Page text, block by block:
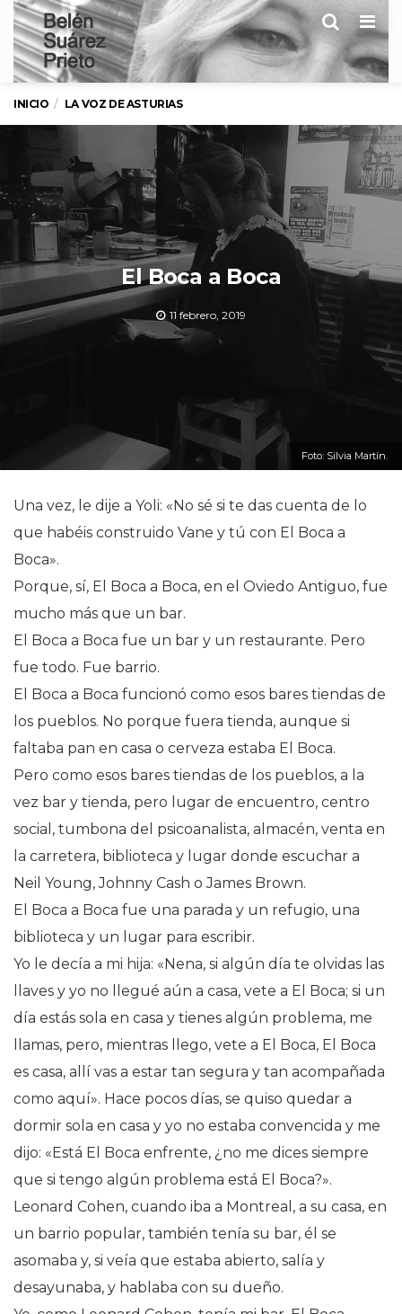
INICIO LA VOZ DE ASTURIAS
Foto: Silvia Martín.
El Boca a Boca
11 febrero, 2019
Una vez, le dije a Yoli: «No sé si te das cuenta de lo
que habéis construido Vane y tú con El Boca a
Boca».
Porque, sí, El Boca a Boca, en el Oviedo Antiguo, fue
mucho más que un bar.
El Boca a Boca fue un bar y un restaurante. Pero
fue todo. Fue barrio.
El Boca a Boca funcionó como esos bares tiendas de
los pueblos. No porque fuera tienda, aunque si
faltaba pan en casa o cerveza estaba El Boca.
Pero como esos bares tiendas de los pueblos, a la
vez bar y tienda, pero lugar de encuentro, centro
social, tumbona del psicoanalista, almacén, venta en
la carretera, biblioteca y lugar donde escuchar a
Neil Young, Johnny Cash o James Brown.
El Boca a Boca fue una parada y un refugio, una
biblioteca y un lugar para escribir.
Yo le decía a mi hija: «Nena, si algún día te olvidas las
llaves y yo no llegué aún a casa, vete a El Boca; si un
día estás sola en casa y tienes algún problema, me
llamas, pero, mientras llego, vete a El Boca, El Boca
es casa, allí vas a estar tan segura y tan acompañada
como aquí». Hace pocos días, se quiso quedar a
dormir sola en casa y yo no estaba convencida y me
dijo: «Está El Boca enfrente, ¿no me dices siempre
que si tengo algún problema está El Boca?».
Leonard Cohen, cuando iba a Montreal, a su casa, en
un barrio popular, también tenía su bar, él se
asomaba y, si veía que estaba abierto, salía y
desayunaba, y hablaba con su dueño.